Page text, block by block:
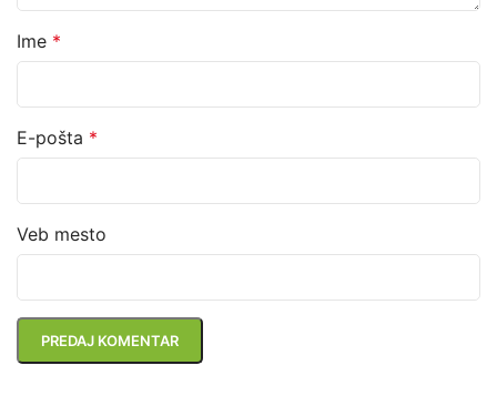
Ime *
E-pošta *
Veb mesto